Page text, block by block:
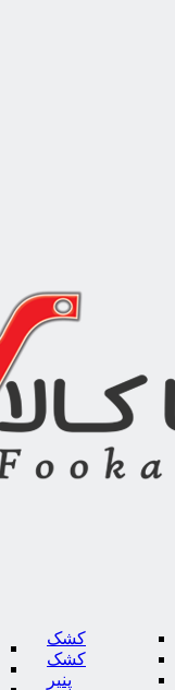
کشک
کشک
پنیر